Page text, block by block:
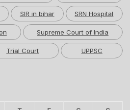
SIR in bihar SRN Hospital
Supreme Court of India
Trial Court UPPSC